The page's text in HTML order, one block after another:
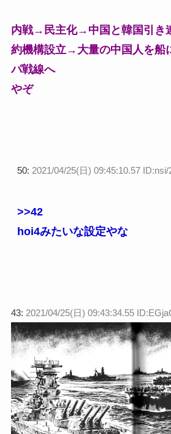
内戦→民主化→中国と韓国引き
約機構設立→大量の中国人を船
パ戦線へ
やぞ
50: 2021/04/25(日) 09:45:10.57
>>42
hoi4みたいな設定やな
43: 2021/04/25(日) 09:43:34.55